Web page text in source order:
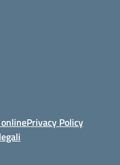
Privacy Policy